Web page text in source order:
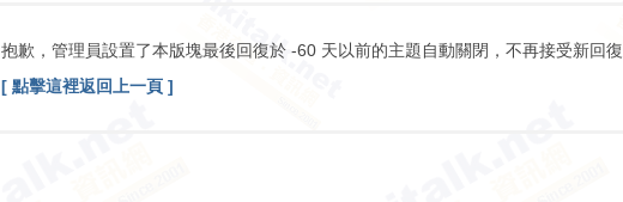
抱歉，管理員設置了本版塊最後回復於 -60 天以前的主題自動關閉，不再接受新回復
[ 點擊這裡返回上一頁 ]